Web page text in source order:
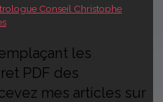
Conseil Christophe
les
PDF des
mes articles sur